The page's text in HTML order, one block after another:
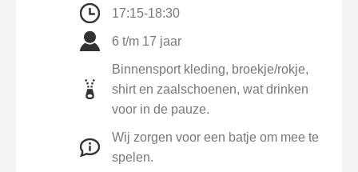
17:15-18:30
6 t/m 17 jaar
Binnensport kleding, broekje/rokje,
shirt en zaalschoenen, wat drinken
voor in de pauze.
Wij zorgen voor een batje om mee te
spelen.